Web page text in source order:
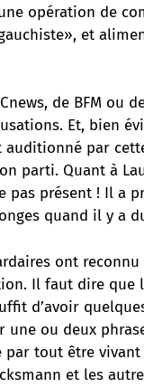
opération de
et
de BFM ou
Et, bien
auditionné par
parti. Quant à
présent ! Il a
quand il y a
ont reconnu
Il faut dire que
d’avoir
ou deux
tout être
et les